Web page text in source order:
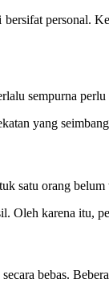
personal.
sempurna
yang
satu orang
Oleh karena itu,
bebas.